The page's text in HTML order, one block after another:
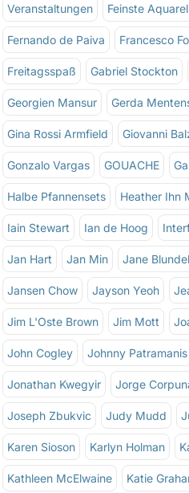
Veranstaltungen Feinste
Fernando de Paiva Francesco
Freitagsspaß Gabriel Stockton
Georgien Mansur Gerda
Gina Rossi Armfield Giovanni
Gonzalo Vargas GOUACHE
Halbe Pfannensets Heather Ihn
Iain Stewart Ian de Hoog
Jan Hart Jan Min Jane
Jansen Chow Jayson Yeoh
Jim L'Oste Brown Jim Mott
John Cogley Johnny Patramanis
Jonathan Kwegyir Jorge
Joseph Zbukvic Judy Mudd
Karen Sioson Karlyn Holman
Kathleen McElwaine Katie